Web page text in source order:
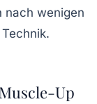
nach wenigen
Up